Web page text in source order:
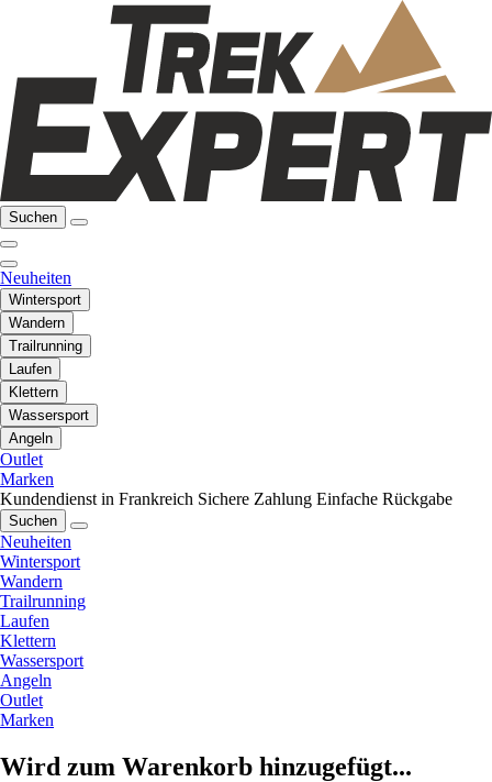
Suchen
Neuheiten
Wintersport
Wandern
Trailrunning
Laufen
Klettern
Wassersport
Angeln
Outlet
Marken
Kundendienst in Frankreich Sichere Zahlung Einfache Rückgabe
Suchen
Neuheiten
Wintersport
Wandern
Trailrunning
Laufen
Klettern
Wassersport
Angeln
Outlet
Marken
Wird zum Warenkorb hinzugefügt...